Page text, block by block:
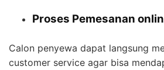
Proses Pemesanan
Calon penyewa dapat langsung
customer service agar bisa